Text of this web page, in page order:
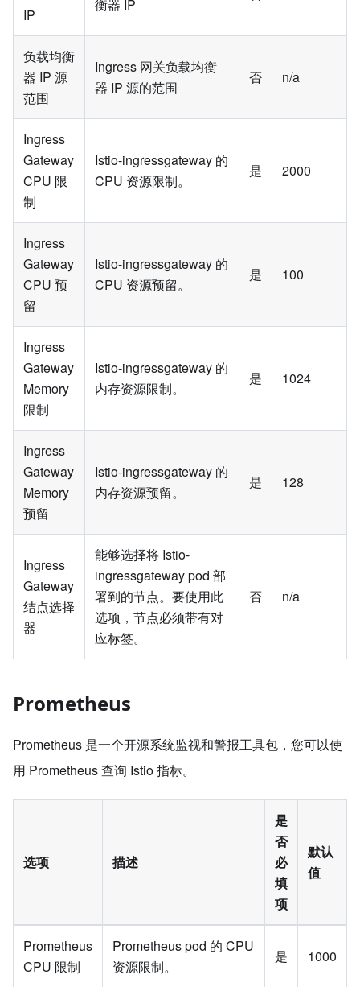
IP
衡器 IP
负载均衡
器 IP 源
范围
Ingress 网关负载均衡
器 IP 源的范围
否 n/a
Ingress
Gateway
CPU 限
制
Istio-ingressgateway 的
CPU 资源限制。
是 2000
Ingress
Gateway
CPU 预
留
Istio-ingressgateway 的
CPU 资源预留。
是 100
Ingress
Gateway
Memory
限制
Istio-ingressgateway 的
内存资源限制。
是 1024
Ingress
Gateway
Memory
预留
Istio-ingressgateway 的
内存资源预留。
是 128
Ingress
Gateway
结点选择
器
能够选择将 Istio-
ingressgateway pod 部
署到的节点。要使用此
选项，节点必须带有对
应标签。
否 n/a
Prometheus
Prometheus 是一个开源系统监视和警报工具包，您可以使
用 Prometheus 查询 Istio 指标。
选项 描述
是
否
必
填
项
默认
值
Prometheus
CPU 限制
Prometheus pod 的 CPU
资源限制。
是 1000